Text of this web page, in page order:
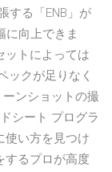
する「ENB」が
に向上できま
ットによっては
ックが足りなく
ンショットの撮
シート プログラ
使い方を見つけ
するプロが高度